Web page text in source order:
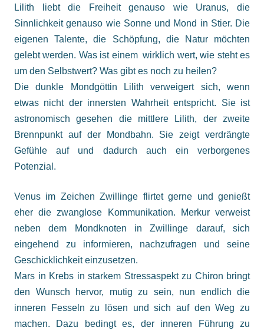
Lilith liebt die Freiheit genauso wie Uranus, die
Sinnlichkeit genauso wie Sonne und Mond in Stier. Die
eigenen Talente, die Schöpfung, die Natur möchten
gelebt werden. Was ist einem wirklich wert, wie steht es
um den Selbstwert? Was gibt es noch zu heilen?
Die dunkle Mondgöttin Lilith verweigert sich, wenn
etwas nicht der innersten Wahrheit entspricht. Sie ist
astronomisch gesehen die mittlere Lilith, der zweite
Brennpunkt auf der Mondbahn. Sie zeigt verdrängte
Gefühle auf und dadurch auch ein verborgenes
Potenzial.
Venus im Zeichen Zwillinge flirtet gerne und genießt
eher die zwanglose Kommunikation. Merkur verweist
neben dem Mondknoten in Zwillinge darauf, sich
eingehend zu informieren, nachzufragen und seine
Geschicklichkeit einzusetzen.
Mars in Krebs in starkem Stressaspekt zu Chiron bringt
den Wunsch hervor, mutig zu sein, nun endlich die
inneren Fesseln zu lösen und sich auf den Weg zu
machen. Dazu bedingt es, der inneren Führung zu